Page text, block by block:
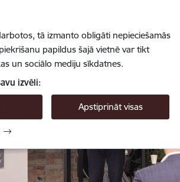
tā izmanto obligāti nepieciešamās
papildus šajā vietnē var tikt
un sociālo mediju sīkdatnes.
izvēli:
Apstiprināt visas